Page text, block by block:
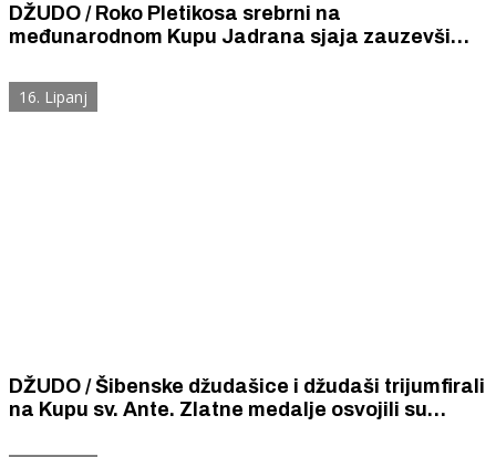
DŽUDO / Roko Pletikosa srebrni na
međunarodnom Kupu Jadrana sjaja zauzevši
16. Lipanj
DŽUDO / Šibenske džudašice i džudaši trijumfirali
na Kupu sv. Ante. Zlatne medalje osvojili su